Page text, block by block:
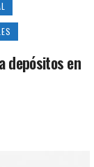
depósitos en